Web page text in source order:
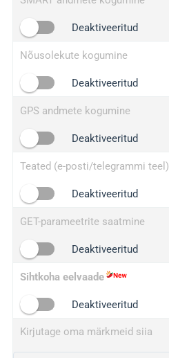
2no.co
yip.su
iplogger.info
Deaktiveeritud
Nõusolekute kogumine
Deaktiveeritud
GPS andmete kogumine
Deaktiveeritud
Teated (e-posti/telegrammi teel)
Deaktiveeritud
GET-parameetrite saatmine
Deaktiveeritud
Sihtkoha eelvaade
Deaktiveeritud
Kirjutage oma märkmeid siia